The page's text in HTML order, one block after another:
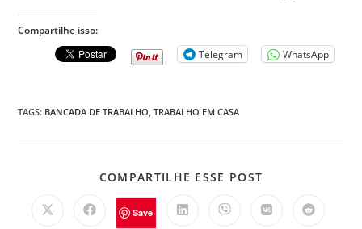
Compartilhe isso:
Telegram
WhatsApp
TAGS: BANCADA DE TRABALHO, TRABALHO EM CASA
COMPARTILHE ESSE POST
Save